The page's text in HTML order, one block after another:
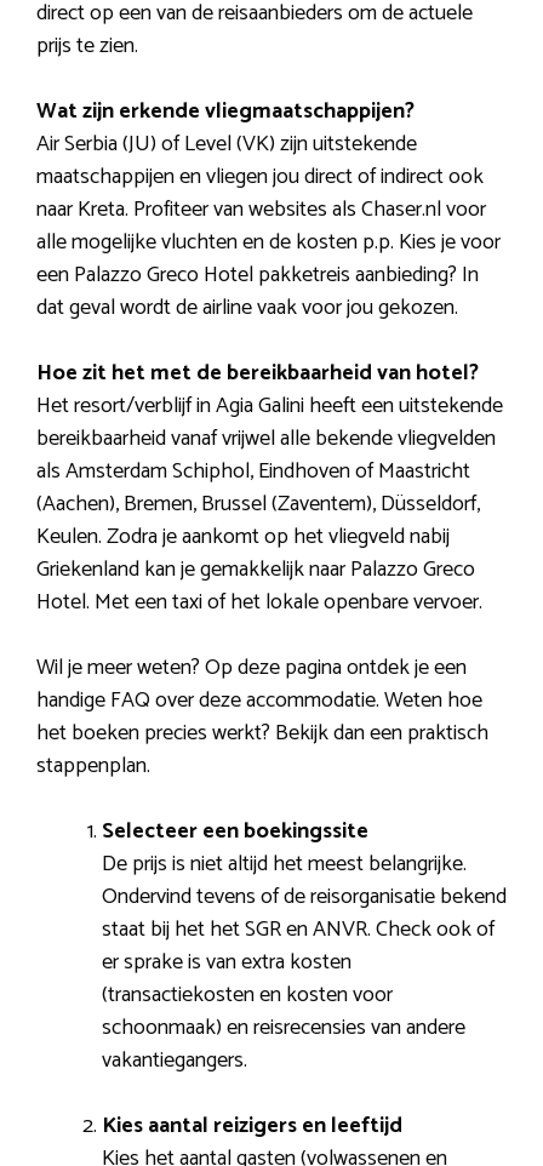
direct op een van de reisaanbieders om de actuele
prijs te zien.
Wat zijn erkende vliegmaatschappijen?
Air Serbia (JU) of Level (VK) zijn uitstekende
maatschappijen en vliegen jou direct of indirect ook
naar Kreta. Profiteer van websites als Chaser.nl voor
alle mogelijke vluchten en de kosten p.p. Kies je voor
een Palazzo Greco Hotel pakketreis aanbieding? In
dat geval wordt de airline vaak voor jou gekozen.
Hoe zit het met de bereikbaarheid van hotel?
Het resort/verblijf in Agia Galini heeft een uitstekende
bereikbaarheid vanaf vrijwel alle bekende vliegvelden
als Amsterdam Schiphol, Eindhoven of Maastricht
(Aachen), Bremen, Brussel (Zaventem), Düsseldorf,
Keulen. Zodra je aankomt op het vliegveld nabij
Griekenland kan je gemakkelijk naar Palazzo Greco
Hotel. Met een taxi of het lokale openbare vervoer.
Wil je meer weten? Op deze pagina ontdek je een
handige FAQ over deze accommodatie. Weten hoe
het boeken precies werkt? Bekijk dan een praktisch
stappenplan.
Selecteer een boekingssite
De prijs is niet altijd het meest belangrijke.
Ondervind tevens of de reisorganisatie bekend
staat bij het het SGR en ANVR. Check ook of
er sprake is van extra kosten
(transactiekosten en kosten voor
schoonmaak) en reisrecensies van andere
vakantiegangers.
Kies aantal reizigers en leeftijd